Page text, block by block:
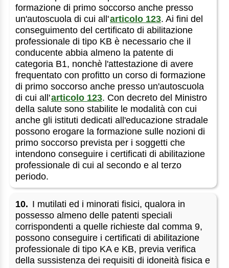
formazione di primo soccorso anche presso
un'autoscuola di cui all'articolo 123. Ai fini del
conseguimento del certificato di abilitazione
professionale di tipo KB è necessario che il
conducente abbia almeno la patente di
categoria B1, nonchè l'attestazione di avere
frequentato con profitto un corso di formazione
di primo soccorso anche presso un'autoscuola
di cui all'articolo 123. Con decreto del Ministro
della salute sono stabilite le modalità con cui
anche gli istituti dedicati all'educazione stradale
possono erogare la formazione sulle nozioni di
primo soccorso prevista per i soggetti che
intendono conseguire i certificati di abilitazione
professionale di cui al secondo e al terzo
periodo.
10. I mutilati ed i minorati fisici, qualora in
possesso almeno delle patenti speciali
corrispondenti a quelle richieste dal comma 9,
possono conseguire i certificati di abilitazione
professionale di tipo KA e KB, previa verifica
della sussistenza dei requisiti di idoneità fisica e